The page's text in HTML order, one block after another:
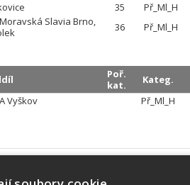
35 Př_Ml_H
Slavia Brno,
36 Př_Ml_H
Poř.
kat.
Kateg.
Vyškov Př_Ml_H